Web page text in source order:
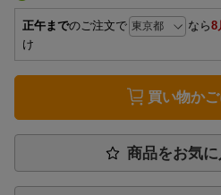
正午までのご注文で なら8
け
買い物か
商品をお気